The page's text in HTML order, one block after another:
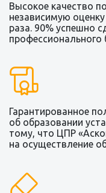
Высокое качество
независимую
раза. 90% успешно
профессионального
Гарантированное
об образовании
тому, что ЦПР
на осуществление